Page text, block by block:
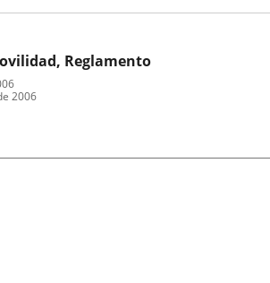
Reglamento
2006